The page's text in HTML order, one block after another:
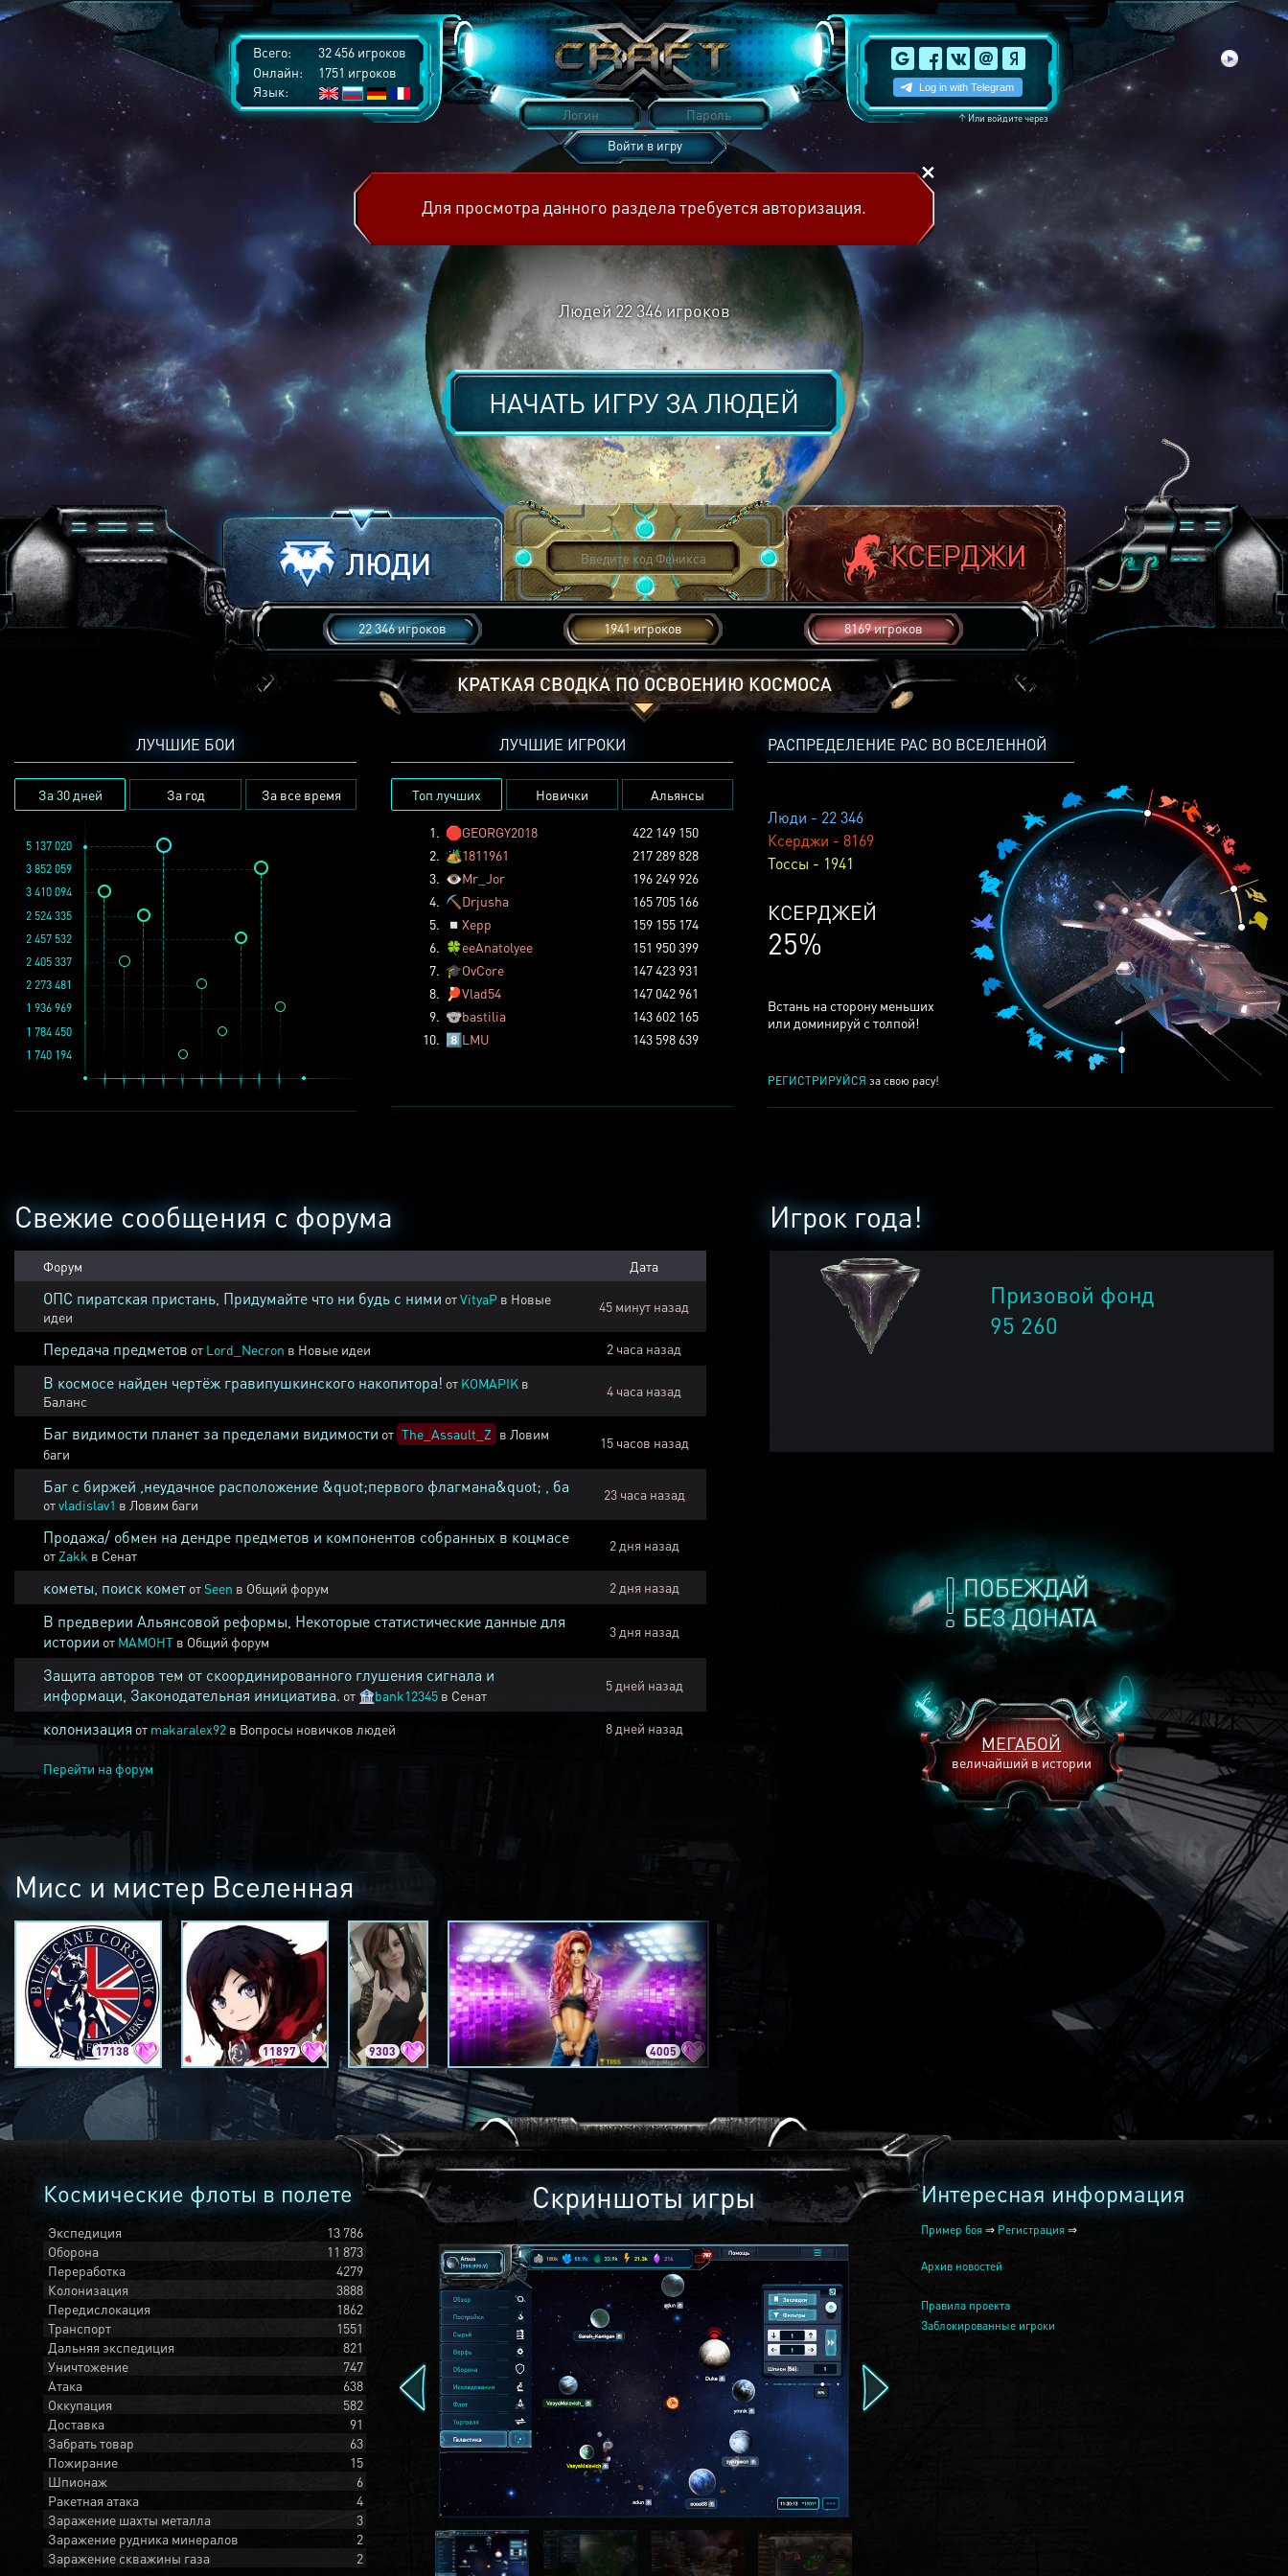
Всего:
32 456 игроков
Онлайн:
1751 игроков
Язык:
↑Или войдите через
Войти в игру
Для просмотра данного раздела требуется авторизация.
Людей 22 346игроков
НАЧАТЬ ИГРУ ЗАЛЮДЕЙ
22 346 игроков 1941 игроков 8169 игроков
КРАТКАЯ СВОДКА ПО ОСВОЕНИЮ КОСМОСА
РАСПРЕДЕЛЕНИЕ РАС ВО ВСЕЛЕННОЙ
Люди - 22 346
Ксерджи - 8169
Тоссы - 1941
КСЕРДЖЕЙ
25%
Встань на сторону меньших
или доминируй с толпой!
РЕГИСТРИРУЙСЯ за свою расу!
ЛУЧШИЕ БОИ
За 30 дней За год За все время
1 936 969
3 852 059
2 457 532
1 784 450
2 273 481
1 740 194
5 137 020
2 524 335
2 405 337
3 410 094
ЛУЧШИЕ ИГРОКИ
Топ лучших Новички Альянсы
1. 🛑GEORGY2018
422 149 150
2. 🏕️1811961
217 289 828
3. 👁️Mr_Jor
196 249 926
4. ⛏️ Drjusha
165 705 166
5.
◽ Xepp
159 155 174
6. 🍀eeAnatolyee
151 950 399
7. 🎓OvCore
147 423 931
8.
🏓Vlad54
147 042 961
9. 🐨bastilia
143 602 165
10. 8️⃣LMU 143 598 639
ПОБЕЖДАЙ
БЕЗ ДОНАТА
МЕГАБОЙ
величайший в истории
Игрок года!
Призовой фонд
95 260
Свежие сообщения с форума
Форум Дата
ОПС пиратская пристань, Придумайте что ни будь с ними отVityaP в Новые
идеи
45 минут назад
Передача предметов от Lord_Necron в Новые идеи 2 часа назад
В космосе найден чертёж гравипушкинского накопитора! от KOMAPIK в
Баланс
4 часа назад
Баг видимости планет за пределами видимости от The_Assault_Z в Ловим
баги
15 часов назад
Баг с биржей ,неудачное расположение &quot;первого флагмана&quot; , ба
отvladislav1 в Ловим баги
23 часа назад
Продажа/ обмен на дендре предметов и компонентов собранных в коцмасе
от Zakk в Сенат
2 дня назад
кометы, поиск комет отSeen в Общий форум 2 дня назад
В предверии Альянсовой реформы, Некоторые статистические данные для
истории от MAMOHT в Общий форум
3 дня назад
Защита авторов тем от скоординированного глушения сигнала и
информаци, Законодательная инициатива. от 🏦bank12345 в Сенат
5 дней назад
колонизация от makaralex92 в Вопросы новичков людей 8 дней назад
Перейти на форум
Мисс и мистер Вселенная
17138 11897 9303 4005 2240
Космические флоты в полете
Экспедиция
13 786
Оборона
11 873
Переработка
4279
Колонизация
3888
Передислокация
1862
Транспорт
1551
Дальняя экспедиция
821
Уничтожение
747
Атака
638
Оккупация
582
Доставка
91
Забрать товар
63
Пожирание
15
Шпионаж
6
Ракетная атака
4
Заражение шахты металла
3
Заражение рудника минералов
2
Заражение скважины газа
2
Скриншоты игры Интересная информация
Пример боя ⇒ Регистрация ⇒
Архив новостей
Правила проекта
Заблокированные игроки